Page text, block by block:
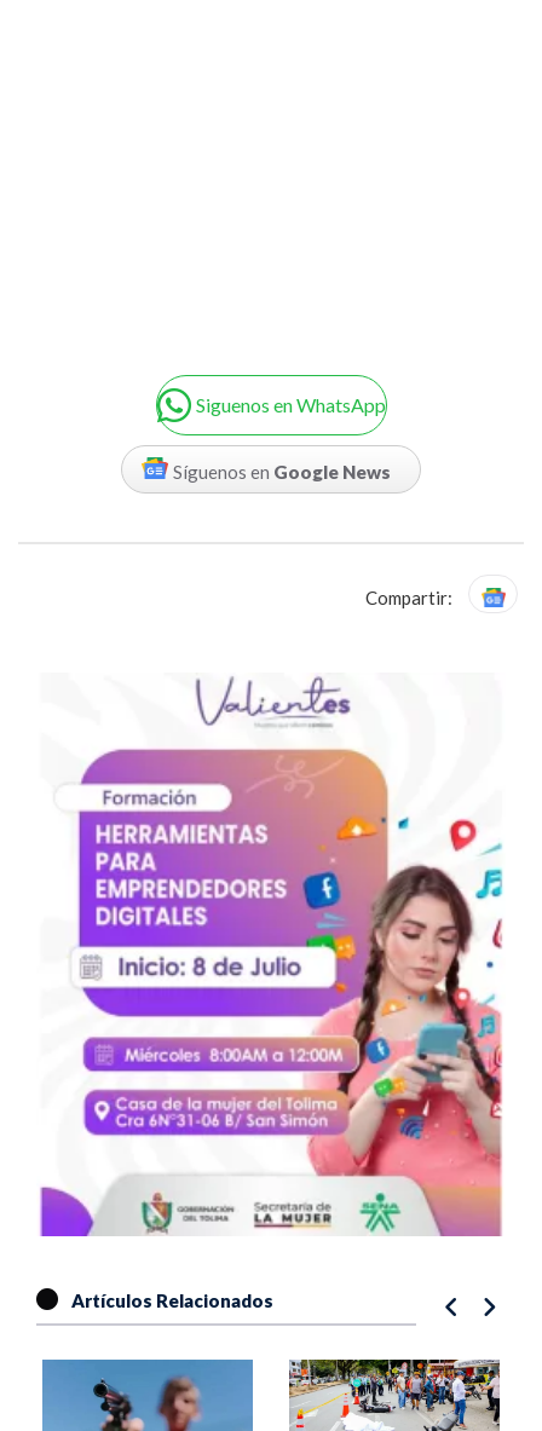
Siguenos en WhatsApp
Síguenos en Google News
Compartir:
Artículos Relacionados